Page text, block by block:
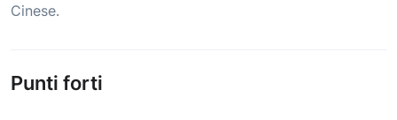
Cinese.
Punti forti